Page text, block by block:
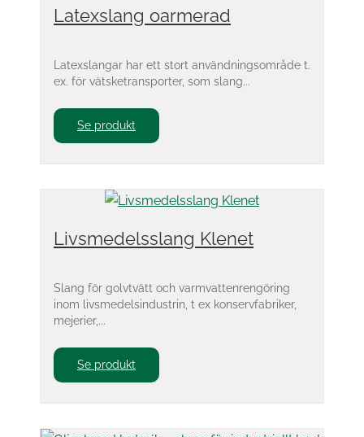
Latexslang oarmerad
Latexslangar har ett stort användningsområde t.
ex. för vätsketransporter, som slang...
Se produkt
Livsmedelsslang Klenet
Slang för golvtvätt och varmvattenrengöring
inom livsmedelsindustrin, t ex konservfabriker,
mejerier,...
Se produkt